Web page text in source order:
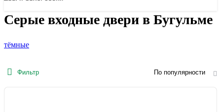
Серые входные двери в Бугульме
тёмные
Фильтр По популярности